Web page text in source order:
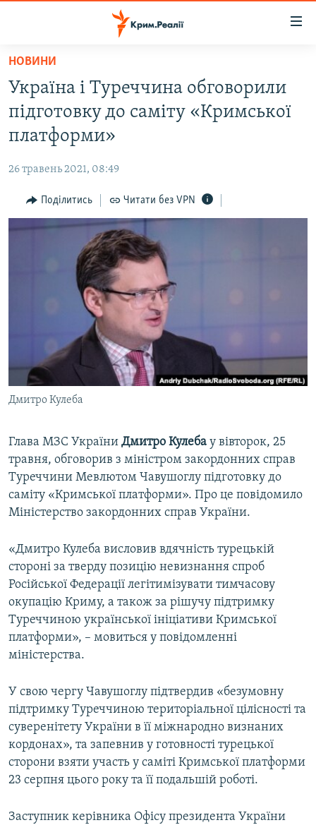
Перейти
основного
матеріалу
до
основної
навігації
Перейти
до
пошуку
ВОДА.КРИМ
ВІДЕО ТА ФОТО
БЛОГИ
ПОГЛЯД
ІНТЕРВ'Ю
ВСЕ ЗА ДЕНЬ
СПЕЦПРОЕКТИ
ВІДЕОУРОКИ «ELIFBE»
СВІДЧЕННЯ ОКУПАЦІЇ
УКРАЇНСЬКА ПРОБЛЕМА КРИМУ
ІНФОГРАФІКА
ЯК ОБІЙТИ БЛОКУВАННЯ
Qırımtatar
ДОЛУЧАЙСЯ!
Усі сайти RFE/RL
НОВИНИ
Україна і Туреччина обговорили
підготовку до саміту «Кримської
платформи»
26 травень 2021, 08:49
Поділитись Читати без VPN
Дмитро Кулеба
Глава МЗС України Дмитро Кулеба у вівторок, 25
травня, обговорив з міністром закордонних справ
Туреччини Мевлютом Чавушоглу підготовку до
саміту «Кримської платформи». Про це повідомило
Міністерство закордонних справ України.
«Дмитро Кулеба висловив вдячність турецькій
стороні за тверду позицію невизнання спроб
Російської Федерації легітимізувати тимчасову
окупацію Криму, а також за рішучу підтримку
Туреччиною української ініціативи Кримської
платформи», – мовиться у повідомленні
міністерства.
У свою чергу Чавушоглу підтвердив «безумовну
підтримку Туреччиною територіальної цілісності та
суверенітету України в її міжнародно визнаних
кордонах», та запевнив у готовності турецької
сторони взяти участь у саміті Кримської платформи
23 серпня цього року та її подальшій роботі.
Заступник керівника Офісу президента України